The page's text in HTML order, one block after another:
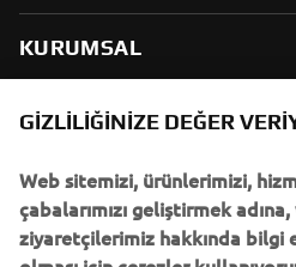
KURUMSAL
B2B
DAHA FAZLA YAMAHA
DESTEK
GIZLILIĞINIZE DEĞER
Web sitemizi, ürünlerimizi,
çabalarımızı geliştirmek
ziyaretçilerimiz hakkında bilgi